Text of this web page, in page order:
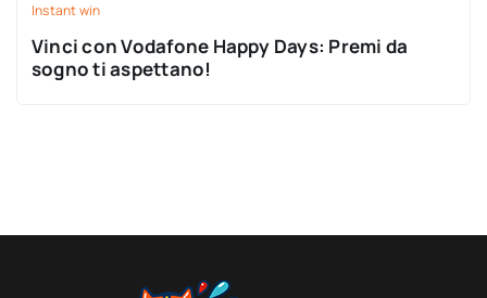
Instant win
Vinci con Vodafone Happy Days: Premi da
sogno ti aspettano!